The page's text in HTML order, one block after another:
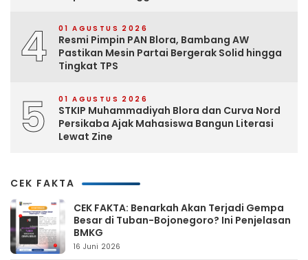
4 01 AGUSTUS 2026
Resmi Pimpin PAN Blora, Bambang AW
Pastikan Mesin Partai Bergerak Solid hingga
Tingkat TPS
5 01 AGUSTUS 2026
STKIP Muhammadiyah Blora dan Curva Nord
Persikaba Ajak Mahasiswa Bangun Literasi
Lewat Zine
CEK FAKTA
CEK FAKTA: Benarkah Akan Terjadi Gempa
Besar di Tuban-Bojonegoro? Ini Penjelasan
BMKG
16 Juni 2026